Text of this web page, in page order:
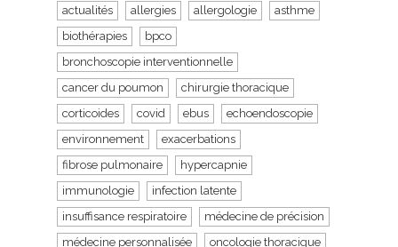
actualités allergies allergologie
asthme
biothérapies
bpco
bronchoscopie interventionnelle
cancer du poumon
chirurgie thoracique
corticoides
covid ebus
echoendoscopie
environnement
exacerbations
fibrose pulmonaire
hypercapnie
immunologie
infection latente
insuffisance respiratoire
médecine de précision
médecine personnalisée
oncologie thoracique